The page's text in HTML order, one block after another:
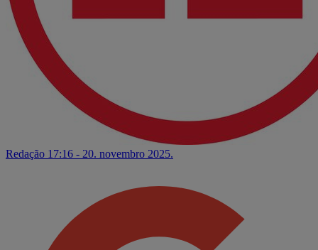
Redação 17:16 - 20. novembro 2025.